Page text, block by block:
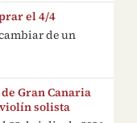
el 4/4
de un
Gran Canaria
solista